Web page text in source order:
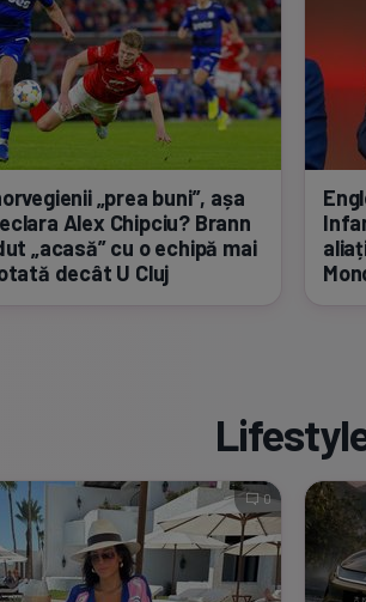
„prea buni”, așa
Alex Chipciu? Brann
„acasă” cu o echipă mai
decât U Cluj
0